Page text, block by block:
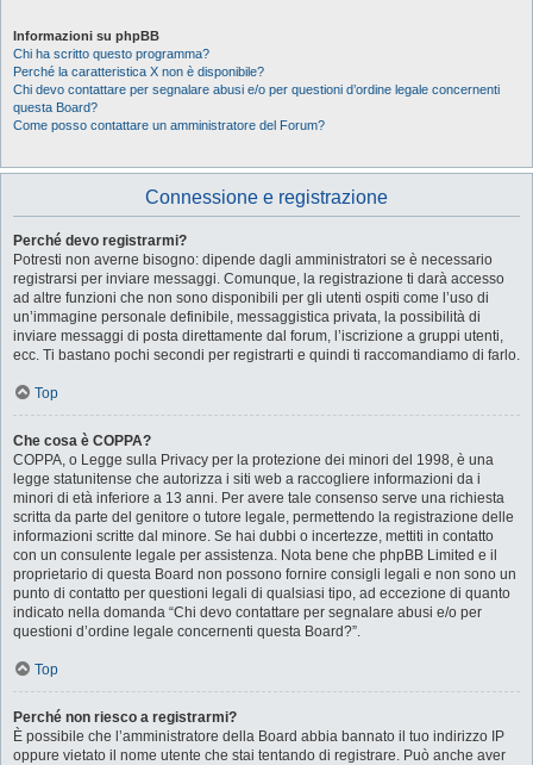
Informazioni su phpBB
Chi ha scritto questo programma?
Perché la caratteristica X non è disponibile?
Chi devo contattare per segnalare abusi e/o per questioni d’ordine legale concernenti
questa Board?
Come posso contattare un amministratore del Forum?
Connessione e registrazione
Perché devo registrarmi?
Potresti non averne bisogno: dipende dagli amministratori se è necessario
registrarsi per inviare messaggi. Comunque, la registrazione ti darà accesso
ad altre funzioni che non sono disponibili per gli utenti ospiti come l’uso di
un’immagine personale definibile, messaggistica privata, la possibilità di
inviare messaggi di posta direttamente dal forum, l’iscrizione a gruppi utenti,
ecc. Ti bastano pochi secondi per registrarti e quindi ti raccomandiamo di farlo.
Top
Che cosa è COPPA?
COPPA, o Legge sulla Privacy per la protezione dei minori del 1998, è una
legge statunitense che autorizza i siti web a raccogliere informazioni da i
minori di età inferiore a 13 anni. Per avere tale consenso serve una richiesta
scritta da parte del genitore o tutore legale, permettendo la registrazione delle
informazioni scritte dal minore. Se hai dubbi o incertezze, mettiti in contatto
con un consulente legale per assistenza. Nota bene che phpBB Limited e il
proprietario di questa Board non possono fornire consigli legali e non sono un
punto di contatto per questioni legali di qualsiasi tipo, ad eccezione di quanto
indicato nella domanda “Chi devo contattare per segnalare abusi e/o per
questioni d’ordine legale concernenti questa Board?”.
Top
Perché non riesco a registrarmi?
È possibile che l’amministratore della Board abbia bannato il tuo indirizzo IP
oppure vietato il nome utente che stai tentando di registrare. Può anche aver